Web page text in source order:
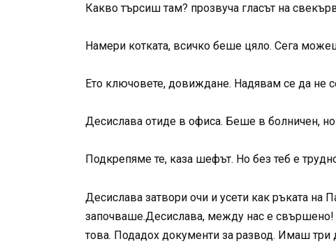
Какво търсиш там? прозвуча гласът на
Намери котката, всичко беше цяло. Сега
Ето ключовете, довиждане. Надявам се да не
Десислава отиде в офиса. Беше в болничен, но
Подкрепяме те, каза шефът. Но без теб е
Десислава затвори очи и усети как ръката на
започваше.Десислава, между нас е
това. Подадох документи за развод. Имаш